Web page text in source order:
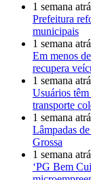
1 semana
Prefeitura
municipais
1 semana
Em menos
recupera
1 semana
Usuários
transporte
1 semana
Lâmpadas
Grossa
1 semana
‘PG Bem